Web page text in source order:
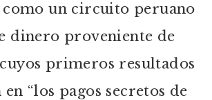
un circuito peruano
dinero proveniente de
primeros resultados
“los pagos secretos de